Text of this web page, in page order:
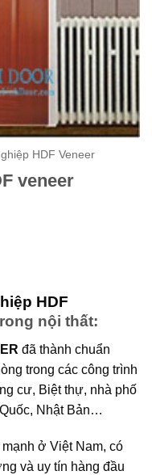
HDF Veneer
veneer
HDF
nội thất:
đã thành chuẩn
trong các công trình
cư, Biệt thự, nhà phố
Nhật Bản…
ở Việt Nam, có
và uy tín hàng đầu